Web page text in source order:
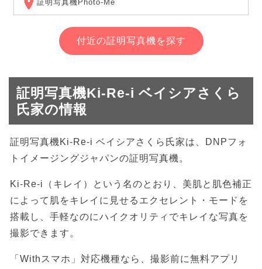
証明写真機Photo-Me
付近の証明写真機を探す
証明写真機Ki-Re-i ベイシアさくら
氏家の情報
証明写真機Ki-Re-i ベイシアさくら氏家は、DNPフォ
トイメージングジャパンの証明写真機。
Ki-Re-i（キレイ）という名のとおり、美肌と肌色補正
によって肌をキレイに見せるエクセレント・モードを
搭載し、手軽なのにハイクオリティでキレイな写真を
撮影できます。
「Withスマホ」対応機種なら、撮影前に無料アプリ